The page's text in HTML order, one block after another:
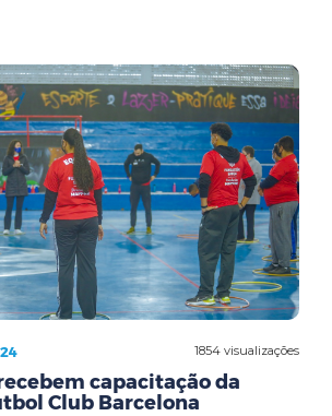
1854 visualizações
capacitação da
Club Barcelona